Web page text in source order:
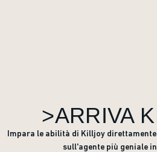
>ARRIVA
Impara le abilità di Killjoy
sull'agente più geniale